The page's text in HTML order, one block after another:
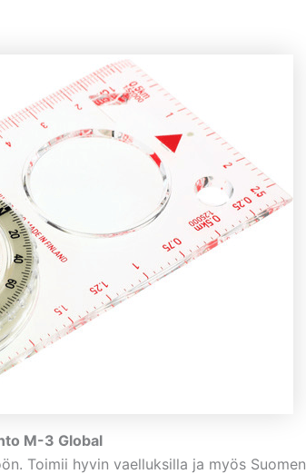
M-3 Global
Toimii hyvin vaelluksilla ja myös Suomen